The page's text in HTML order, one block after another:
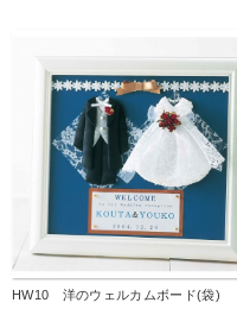
HW10 洋のウェルカムボード(袋)